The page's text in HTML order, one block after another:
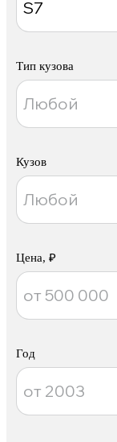
Тип кузова
Кузов
Цена, ₽
Год